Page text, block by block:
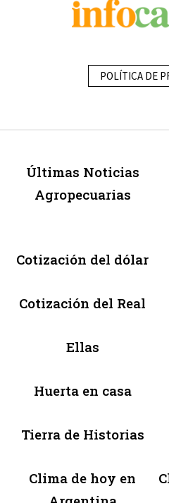
POLÍTICA DE
Últimas Noticias
Agropecuarias
Cotización del dólar
Cotización del Real
Ellas
Huerta en casa
Tierra de Historias
Clima de hoy en